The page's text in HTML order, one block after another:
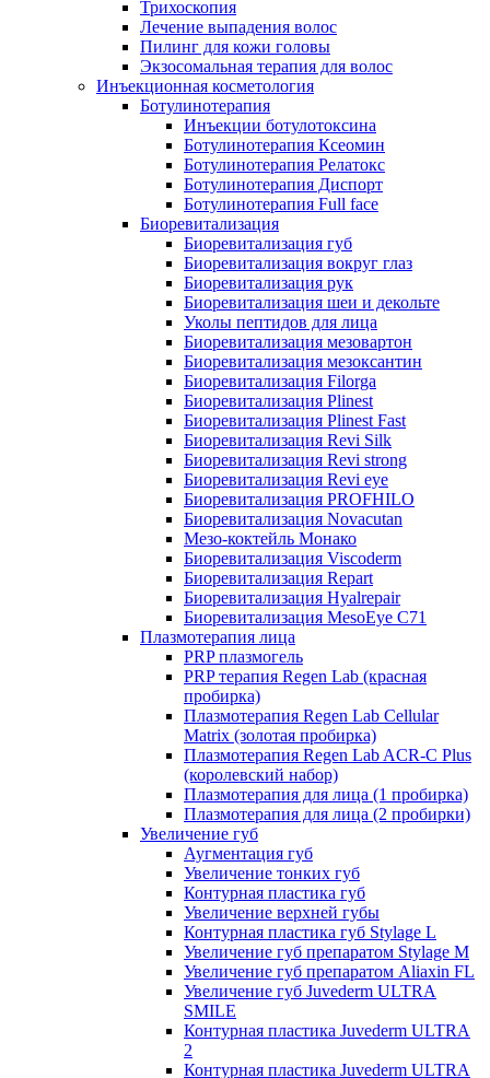
Трихоскопия
Лечение выпадения волос
Пилинг для кожи головы
Экзосомальная терапия для волос
Инъекционная косметология
Ботулинотерапия
Инъекции ботулотоксина
Ботулинотерапия Ксеомин
Ботулинотерапия Релатокс
Ботулинотерапия Диспорт
Ботулинотерапия Full face
Биоревитализация
Биоревитализация губ
Биоревитализация вокруг глаз
Биоревитализация рук
Биоревитализация шеи и декольте
Уколы пептидов для лица
Биоревитализация мезовартон
Биоревитализация мезоксантин
Биоревитализация Filorga
Биоревитализация Plinest
Биоревитализация Plinest Fast
Биоревитализация Revi Silk
Биоревитализация Revi strong
Биоревитализация Revi eye
Биоревитализация PROFHILO
Биоревитализация Novacutan
Мезо-коктейль Монако
Биоревитализация Viscoderm
Биоревитализация Repart
Биоревитализация Hyalrepair
Биоревитализация MesoEye C71
Плазмотерапия лица
PRP плазмогель
PRP терапия Regen Lab (красная
пробирка)
Плазмотерапия Regen Lab Cellular
Matrix (золотая пробирка)
Плазмотерапия Regen Lab ACR-C Plus
(королевский набор)
Плазмотерапия для лица (1 пробирка)
Плазмотерапия для лица (2 пробирки)
Увеличение губ
Аугментация губ
Увеличение тонких губ
Контурная пластика губ
Увеличение верхней губы
Контурная пластика губ Stylage L
Увеличение губ препаратом Stylage M
Увеличение губ препаратом Aliaxin FL
Увеличение губ Juvederm ULTRA
SMILE
Контурная пластика Juvederm ULTRA
2
Контурная пластика Juvederm ULTRA